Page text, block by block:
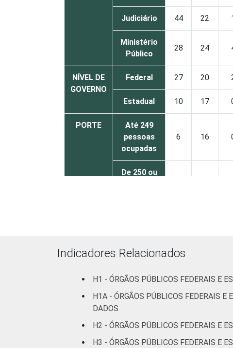
Judiciário 44 22
Ministério
Público
28 24
NÍVEL DE
GOVERNO
Federal 27 20
Estadual 10 17
PORTE
Até 249
pessoas
ocupadas
6 16
De 250 ou
tecnologias de informação e comunicação
Indicadores Relacionados
H1 - ÓRGÃOS PÚBLICOS FEDERAIS E
H1A - ÓRGÃOS PÚBLICOS FEDERAIS
DADOS
H2 - ÓRGÃOS PÚBLICOS FEDERAIS E
H3 - ÓRGÃOS PÚBLICOS FEDERAIS E